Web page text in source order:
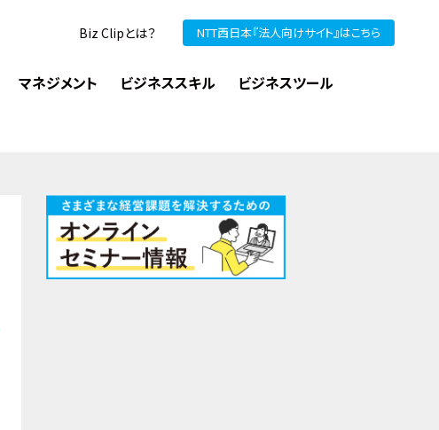
Biz Clipとは？ NTT西日本『法人向けサイト』はこちら
マネジメント ビジネススキル ビジネスツール